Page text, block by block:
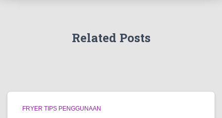
Related Posts
FRYER TIPS PENGGUNAAN